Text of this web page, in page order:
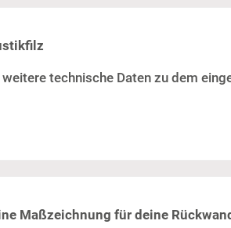
technische Daten zu dem
Maßzeichnung für deine